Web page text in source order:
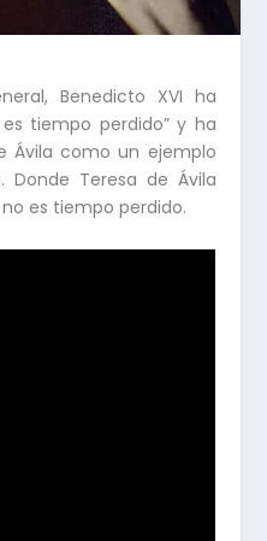
Benedicto XVI ha
tiempo perdido” y ha
Ávila como un ejemplo
Teresa de Ávila
es tiempo perdido.